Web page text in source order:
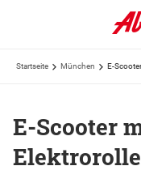
Startseite München E-
E-Scooter